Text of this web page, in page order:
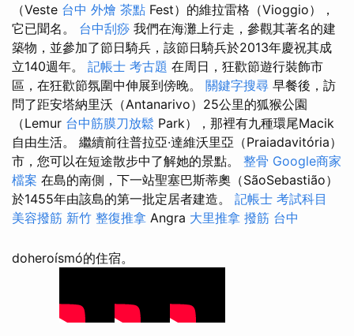
（Veste 台中 外燴 茶點 Fest）的維拉雷格（Vioggio），
它已聞名。 台中刮痧 我們在海灘上行走，參觀其著名的建
築物，並參加了節日騎兵，該節日騎兵於2013年慶祝其成
立140週年。 記帳士 考古題 在周日，狂歡節遊行裝飾市
區，在狂歡節氛圍中伸展到傍晚。 關鍵字搜尋 早餐後，訪
問了距安塔納里沃（Antanarivo）25公里的狐猴公園
（Lemur 台中筋膜刀放鬆 Park），那裡有九種環尾Macik
自由生活。 繼續前往普拉亞·達維沃里亞（Praiadavitória）
市，您可以在短途散步中了解她的景點。 整骨 Google商家
檔案 在島的南側，下一站聖塞巴斯蒂奧（SãoSebastião）
於1455年由該島的第一批定居者建造。 記帳士 考試科目
美容撥筋 新竹 整復推拿 Angra 大里推拿 撥筋 台中
doheroísmó的住宿。